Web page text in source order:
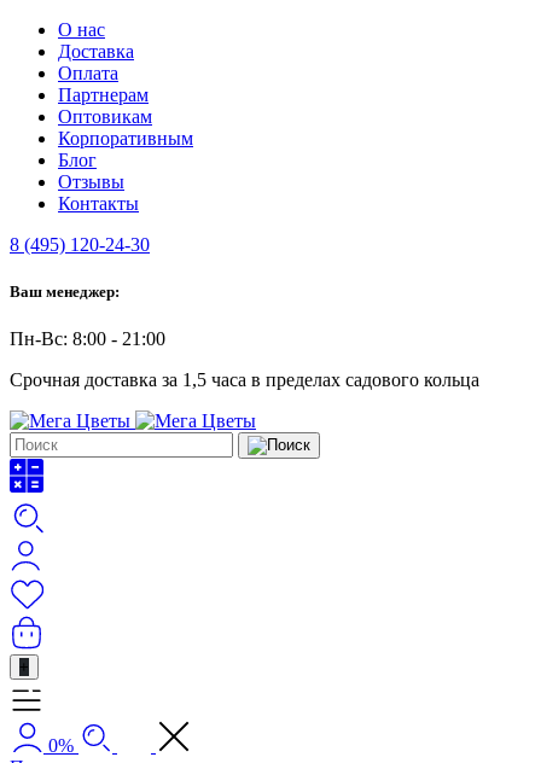
О нас
Доставка
Оплата
Партнерам
Оптовикам
Корпоративным
Блог
Отзывы
Контакты
8 (495) 120-24-30
Ваш менеджер:
Пн-Вс: 8:00 - 21:00
Срочная доставка за 1,5 часа в пределах садового кольца
+
0%